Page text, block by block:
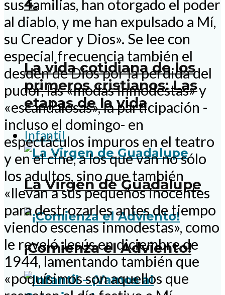
4.
La vida cotidiana de los
primeros cristianos: Las
etapas de la vida
Infantil
La Virgen de Guadalupe
¡Comienza el Adviento!
sus familias, han otorgado el poder
al diablo, y me han expulsado a Mí,
su Creador y Dios». Se lee con
especial frecuencia también el
desdén de Dios por la pérdida del
pudor, las «modas inmodestas» y
«escandalosas», la participación -
incluso el domingo- en
espectáculos impuros en el teatro
y en el cine, a los que van no sólo
los adultos, sino que también
«llevan a sus pequeños inocentes
para destrozarles antes de tiempo
viendo escenas inmodestas», como
le reveló Jesús en diciembre de
1944, lamentando también que
«poquísimos son aquellos que